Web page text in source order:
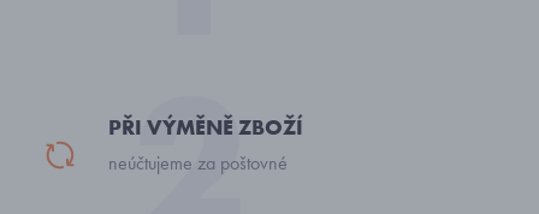
PŘI VÝMĚNĚ ZBOŽÍ
neúčtujeme za poštovné